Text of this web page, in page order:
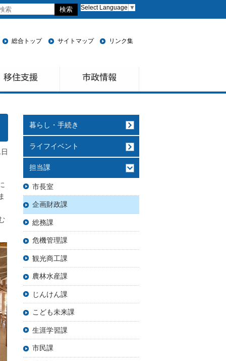
Select Language ▼
総合トップ サイトマップ リンク集
暮らし・手続き
ライフイベント
担当課
市長室
企画財政課
総務課
危機管理課
観光商工課
農林水産課
じんけん課
こども未来課
生涯学習課
市民課